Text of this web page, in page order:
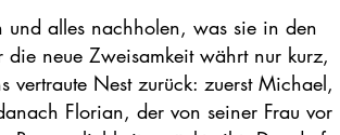
alles nachholen, was sie in den
neue Zweisamkeit währt nur kurz,
Nest zurück: zuerst Michael,
Florian, der von seiner Frau vor